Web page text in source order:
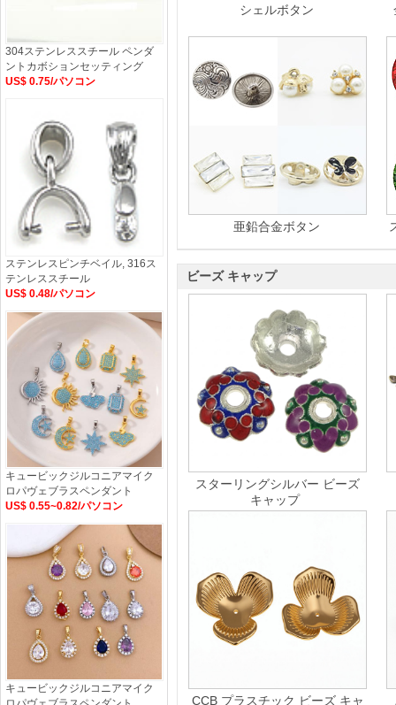
シェルボタン
亜鉛合金ボタン
ビーズ キャップ
スターリングシルバー ビーズ
キャップ
CCB プラスチック ビーズ キャ
304ステンレススチール ペンダ
ントカボションセッティング
US$ 0.75/パソコン
ステンレスピンチベイル, 316ス
テンレススチール
US$ 0.48/パソコン
キュービックジルコニアマイク
ロパヴェブラスペンダント
US$ 0.55~0.82/パソコン
キュービックジルコニアマイク